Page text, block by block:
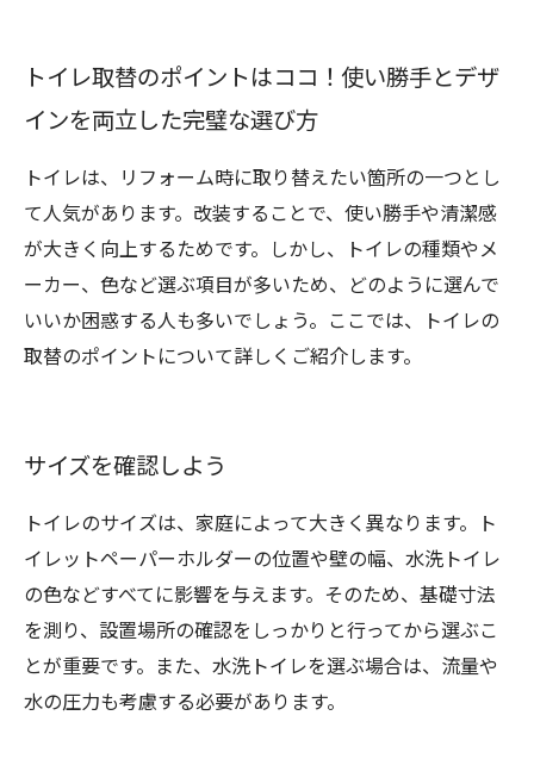
トイレ取替のポイントはココ！使い勝手とデザ
インを両立した完璧な選び方
トイレは、リフォーム時に取り替えたい箇所の一つとし
て人気があります。改装することで、使い勝手や清潔感
が大きく向上するためです。しかし、トイレの種類やメ
ーカー、色など選ぶ項目が多いため、どのように選んで
いいか困惑する人も多いでしょう。ここでは、トイレの
取替のポイントについて詳しくご紹介します。
サイズを確認しよう
トイレのサイズは、家庭によって大きく異なります。ト
イレットペーパーホルダーの位置や壁の幅、水洗トイレ
の色などすべてに影響を与えます。そのため、基礎寸法
を測り、設置場所の確認をしっかりと行ってから選ぶこ
とが重要です。また、水洗トイレを選ぶ場合は、流量や
水の圧力も考慮する必要があります。